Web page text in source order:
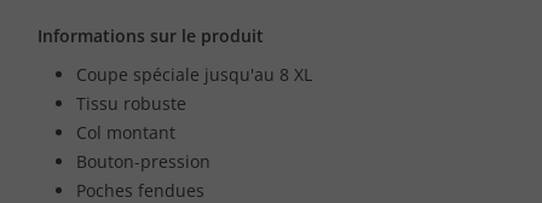
Informations sur le produit
Coupe spéciale jusqu'au 8 XL
Tissu robuste
Col montant
Bouton-pression
Poches fendues